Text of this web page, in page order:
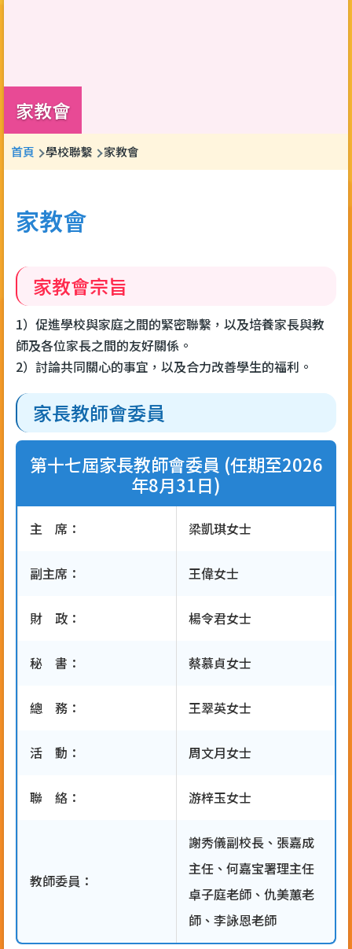
家教會
導
航
結
首頁 學校聯繫 家教會
家教會
家教會宗旨
1）促進學校與家庭之間的緊密聯繫，以及培養家長與教
師及各位家長之間的友好關係。
2）討論共同關心的事宜，以及合力改善學生的福利。
家長教師會委員
第十七屆家長教師會委員 (任期至2026
年8月31日)
主 席： 梁凱琪女士
副主席： 王偉女士
財 政： 楊令君女士
秘 書： 蔡慕貞女士
總 務： 王翠英女士
活 動： 周文月女士
聯 絡： 游梓玉女士
教師委員：
謝秀儀副校長、張嘉成
主任、何嘉宝署理主任
卓子庭老師、仇美蕙老
師、李詠恩老師